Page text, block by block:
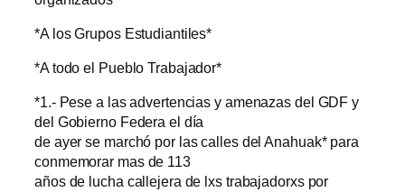
*A los Grupos Estudiantiles*
*A todo el Pueblo Trabajador*
*1.- Pese a las advertencias y amenazas del GDF y
del Gobierno Federa el día
de ayer se marchó por las calles del Anahuak* para
conmemorar mas de 113
años de lucha callejera de lxs trabajadorxs por